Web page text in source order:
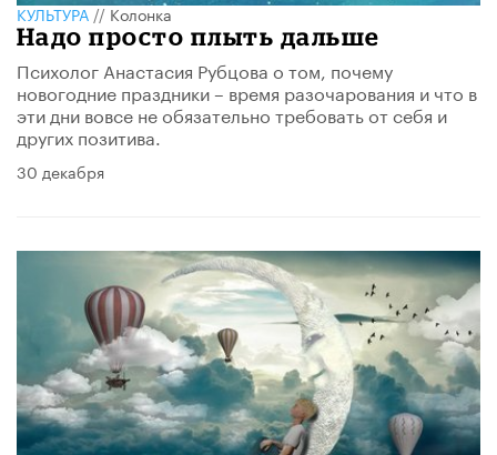
КУЛЬТУРА//Колонка
Надо просто плыть дальше
Психолог Анастасия Рубцова о том, почему
новогодние праздники – время разочарования и что в
эти дни вовсе не обязательно требовать от себя и
других позитива.​
30 декабря